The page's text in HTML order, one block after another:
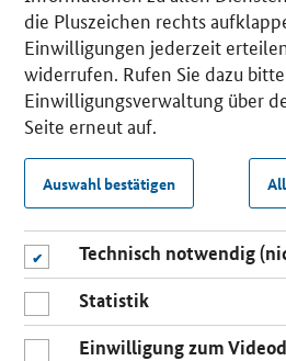
die Pluszeichen rechts
Einwilligungen jederzeit
widerrufen. Rufen Sie dazu
Einwilligungsverwaltung über
Seite erneut auf.
Auswahl bestätigen
Technisch notwendig
Statistik
Einwilligung zum